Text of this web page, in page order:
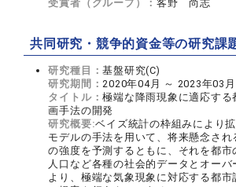
受賞者（グループ）：客野 尚志
共同研究・競争的資金等の研究課
研究種目：基盤研究(C)
研究期間：2020年04月 ～ 2023年03月
タイトル：極端な降雨現象に適応する
画手法の開発
研究概要:ベイズ統計の枠組みにより
モデルの手法を用いて、将来懸念され
の強度を予測するともに、それを都市
人口など各種の社会的データとオーバ
より、極端な気象現象に対応する都市